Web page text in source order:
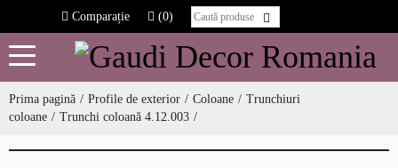
Comparație (0)
Prima pagină Profile de exterior Coloane
Trunchiuri
coloane
Trunchi coloană 4.12.003